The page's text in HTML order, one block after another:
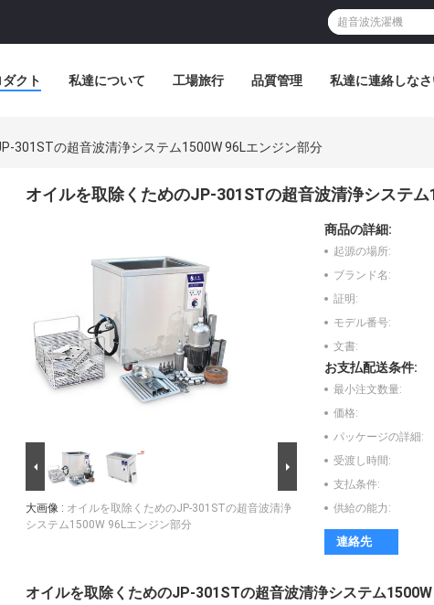
クト 私達について 工場旅行 品質管理 私達に連絡しな
301STの超音波清浄システム1500W 96Lエンジン部分
オイルを取除くためのJP-301STの超音波清浄システ
大画像 : オイルを取除くためのJP-301STの超音波清浄
システム1500W 96Lエンジン部分
商品の詳細:
起源の場所:
ブランド名:
証明:
モデル番号:
文書:
お支払配送条件:
最小注文数量:
価格:
パッケージの詳細:
受渡し時間:
支払条件:
供給の能力:
連絡先
オイルを取除くためのJP-301STの超音波清浄システム